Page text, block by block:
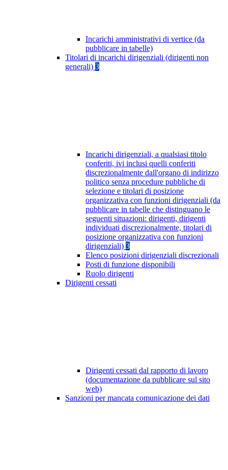
Incarichi amministrativi di vertice (da
pubblicare in tabelle)
Titolari di incarichi dirigenziali (dirigenti non
generali) 3
Incarichi dirigenziali, a qualsiasi titolo
conferiti, ivi inclusi quelli conferiti
discrezionalmente dall'organo di indirizzo
politico senza procedure pubbliche di
selezione e titolari di posizione
organizzativa con funzioni dirigenziali (da
pubblicare in tabelle che distinguano le
seguenti situazioni: dirigenti, dirigenti
individuati discrezionalmente, titolari di
posizione organizzativa con funzioni
dirigenziali) 3
Elenco posizioni dirigenziali discrezionali
Posti di funzione disponibili
Ruolo dirigenti
Dirigenti cessati
Dirigenti cessati dal rapporto di lavoro
(documentazione da pubblicare sul sito
web)
Sanzioni per mancata comunicazione dei dati